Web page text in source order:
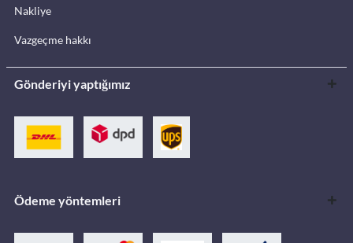
Nakliye
Vazgeçme hakkı
Gönderiyi yaptığımız
Ödeme yöntemleri